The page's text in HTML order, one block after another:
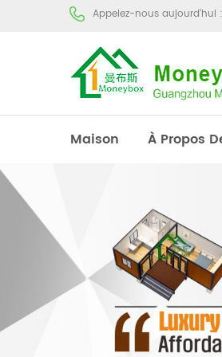
Appelez-nous aujourd'hui :
Maison À Propos